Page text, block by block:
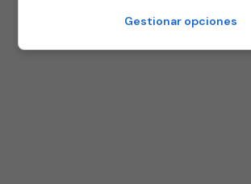
Gestionar opciones